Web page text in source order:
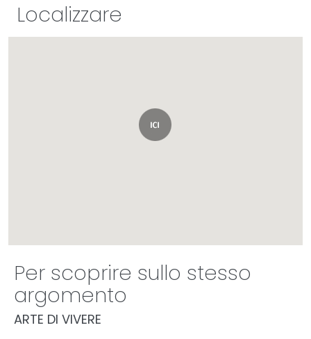
Localizzare
Per scoprire sullo stesso
argomento
ARTE DI VIVERE